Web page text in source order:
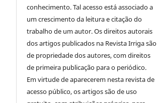
conhecimento. Tal acesso está associado a
um crescimento da leitura e citação do
trabalho de um autor. Os direitos autorais
dos artigos publicados na Revista Irriga são
de propriedade dos autores, com direitos
de primeira publicação para o periódico.
Em virtude de aparecerem nesta revista de
acesso público, os artigos são de uso